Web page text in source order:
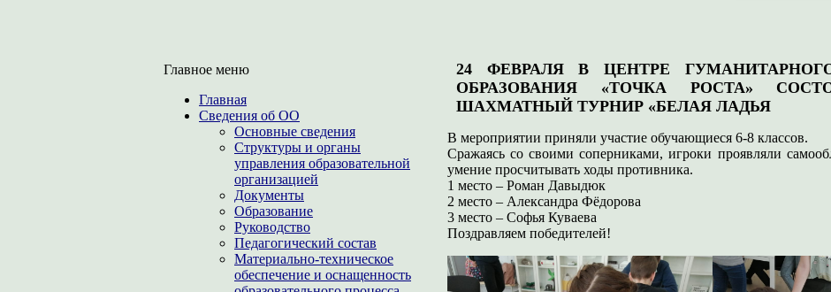
Главное меню
Главная
Сведения об ОО
Основные сведения
Структуры и органы
управления образовательной
организацией
Документы
Образование
Руководство
Педагогический состав
Материально-техническое
обеспечение и оснащенность
24 ФЕВРАЛЯ В ЦЕНТРЕ
ОБРАЗОВАНИЯ «ТОЧКА РОСТА»
ШАХМАТНЫЙ ТУРНИР «БЕЛАЯ ЛАДЬЯ
В мероприятии приняли участие обучающиеся 6-8 классов.
Сражаясь со своими соперниками, игроки проявляли
умение просчитывать ходы противника.
1 место – Роман Давыдюк
2 место – Александра Фёдорова
3 место – Софья Куваева
Поздравляем победителей!